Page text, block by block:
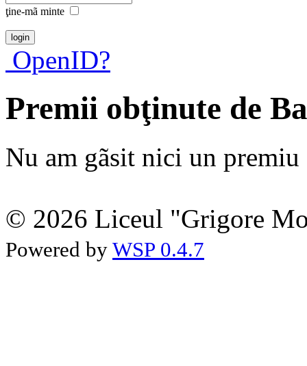
ţine-mã minte
OpenID?
Premii obţinute de
Nu am gãsit nici un premiu
© 2026 Liceul "Grigore
Powered by WSP 0.4.7